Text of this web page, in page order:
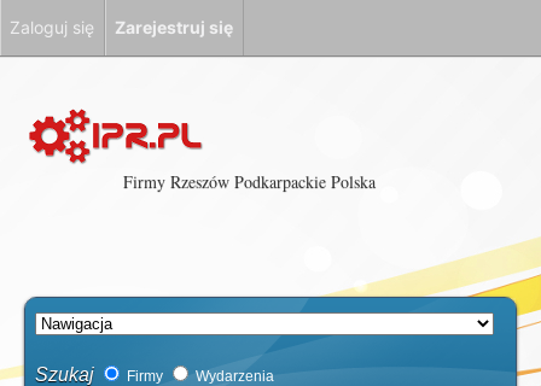
Firmy Rzeszów Podkarpackie Polska
Szukaj Firmy Wydarzenia
Zaloguj się Zarejestruj się